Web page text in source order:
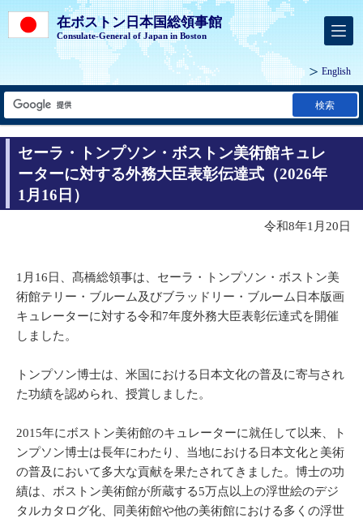
在ボストン日本国総領事館
Consulate-General of Japan in Boston
English
検索
セーラ・トンプソン・ボストン美術館キュレ
ーターに対する外務大臣表彰伝達式（2026年
1月16日）
令和8年1月20日
1月16日、髙橋総領事は、セーラ・トンプソン・ボストン美
術館テリー・ブルーム及びブラッドリー・ブルーム日本版画
キュレーターに対する令和7年度外務大臣表彰伝達式を開催
しました。
トンプソン博士は、米国における日本文化の普及に寄与され
た功績を認められ、授賞しました。
2015年にボストン美術館のキュレーターに就任して以来、ト
ンプソン博士は長年にわたり、当地における日本文化と美術
の普及において多大な貢献を果たされてきました。博士の功
績は、ボストン美術館が所蔵する5万点以上の浮世絵のデジ
タルカタログ化、同美術館や他の美術館における多くの浮世